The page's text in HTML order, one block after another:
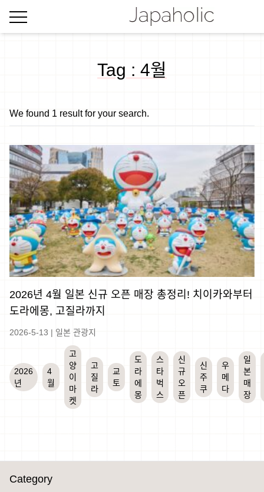
Tag : 4월
We found 1 result for your search.
2026년 4월 일본 신규 오픈 매장 총정리! 치이카와부터
도라에몽, 고질라까지
2026-5-13 | 일본 관광지
2026
년
4
월
고
양
이
마
켓
고
질
라
교
토
도
라
에
몽
스
타
벅
스
신
규
오
픈
신
주
쿠
우
메
다
일
본
매
장
Category